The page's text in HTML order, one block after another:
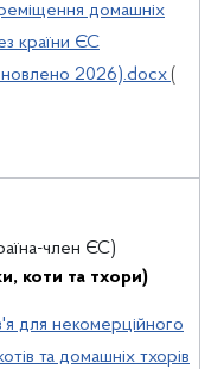
домашніх
країни ЄС
2026).docx (
член ЄС)
коти та тхори)
для некомерційного
та домашніх тхорів